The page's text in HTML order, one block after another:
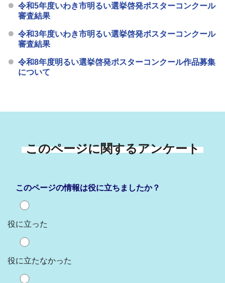
令和5年度いわき市明るい選挙啓発ポスターコンクール
審査結果
令和3年度いわき市明るい選挙啓発ポスターコンクール
審査結果
令和8年度明るい選挙啓発ポスターコンクール作品募集
について
このページに関するアンケート
このページの情報は役に立ちましたか？
役に立った
役に立たなかった